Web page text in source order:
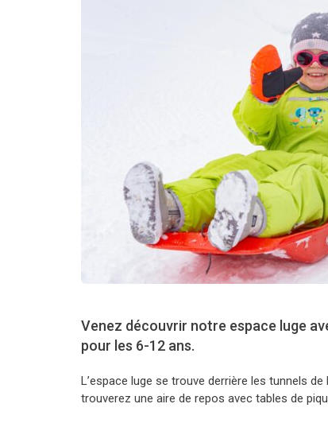
Venez découvrir notre espace luge
pour les 6-12 ans.
L’espace luge se trouve derrière les tunnels
trouverez une aire de repos avec tables de